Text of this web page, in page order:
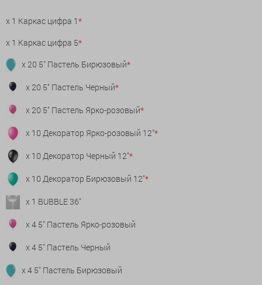
x 1 Каркас цифра 1*
x 1 Каркас цифра 5*
x 20 5" Пастель Бирюзовый*
x 20 5" Пастель Черный*
x 20 5" Пастель Ярко-розовый*
x 10 Декоратор Ярко-розовый 12"*
x 10 Декоратор Черный 12"*
x 10 Декоратор Бирюзовый 12"*
x 1 BUBBLE 36"
x 4 5" Пастель Ярко-розовый
x 4 5" Пастель Черный
x 4 5" Пастель Бирюзовый